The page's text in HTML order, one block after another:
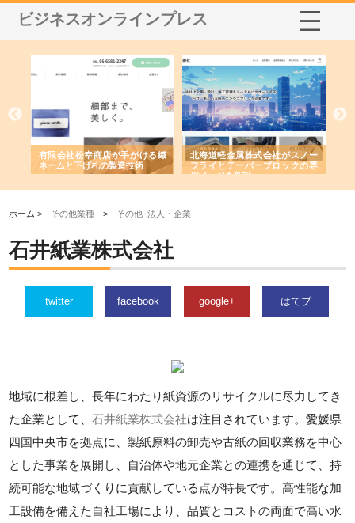
ビジネスオンラインプレス
北海道軽金属株式会社がスノー
フライとテーパーブロックの専
用ページを新設
株式会社耕文社が品川で実現す
る販促物製作から配送までワン
ストップ対応
ホーム > その他業種 > その他_法人・企業
石井紙業株式会社
twitter facebook google+ はてブ
地域に根差し、長年にわたり紙資源のリサイクルに尽力してき
た企業として、石井紙業株式会社は注目されています。愛媛県
四国中央市を拠点に、製紙原料の卸売や古紙の回収業務を中心
とした事業を展開し、自治体や地元企業との連携を通じて、持
続可能な地域づくりに貢献している点が特長です。高性能な加
工設備を備えた自社工場により、品質とコストの両面で高い水